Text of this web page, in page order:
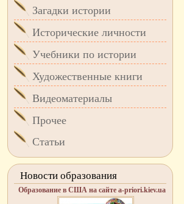
Загадки истории
Исторические личности
Учебники по истории
Художественные книги
Видеоматериалы
Прочее
Статьи
Новости образования
Образование в США на сайте a-priori.kiev.ua